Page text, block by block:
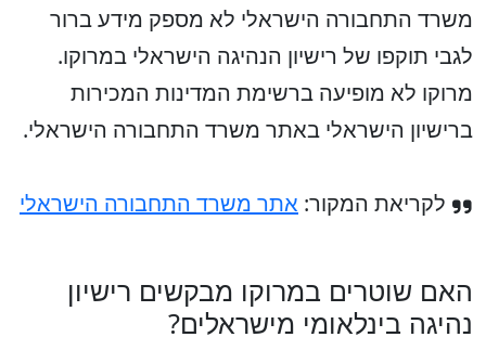
משרד התחבורה הישראלי לא מספק מידע ברור
לגבי תוקפו של רישיון הנהיגה הישראלי במרוקו.
מרוקו לא מופיעה ברשימת המדינות המכירות
ברישיון הישראלי באתר משרד התחבורה הישראלי.
לקריאת המקור: אתר משרד התחבורה הישראלי
האם שוטרים במרוקו מבקשים רישיון
נהיגה בינלאומי מישראלים?